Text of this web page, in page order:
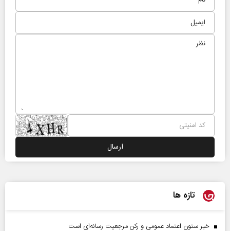
تازه ها
خبر ستون اعتماد عمومی و رکن مرجعیت رسانه‌ای است